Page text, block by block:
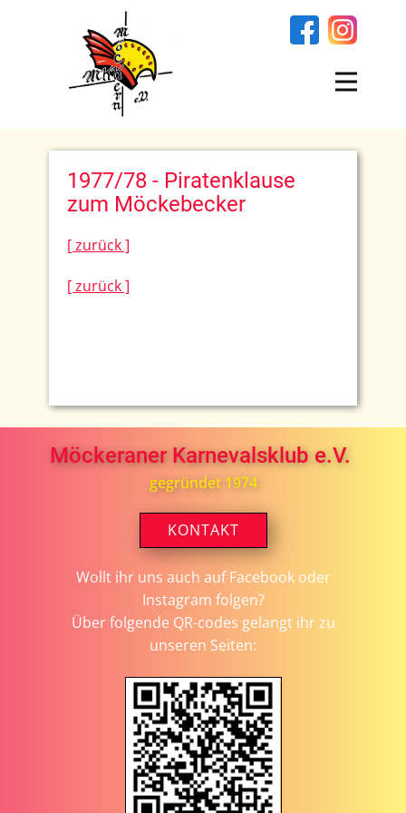
1977/78 - Piratenklause
zum Möckebecker
[ zurück ]
[ zurück ]
Möckeraner Karnevalsklub e.V.
gegründet 1974
KONTAKT
Wollt ihr uns auch auf Facebook oder
Instagram folgen?
Über folgende QR-codes gelangt ihr zu
unseren Seiten: